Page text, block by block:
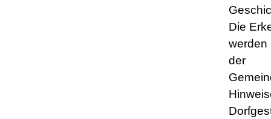
Die
werden
der